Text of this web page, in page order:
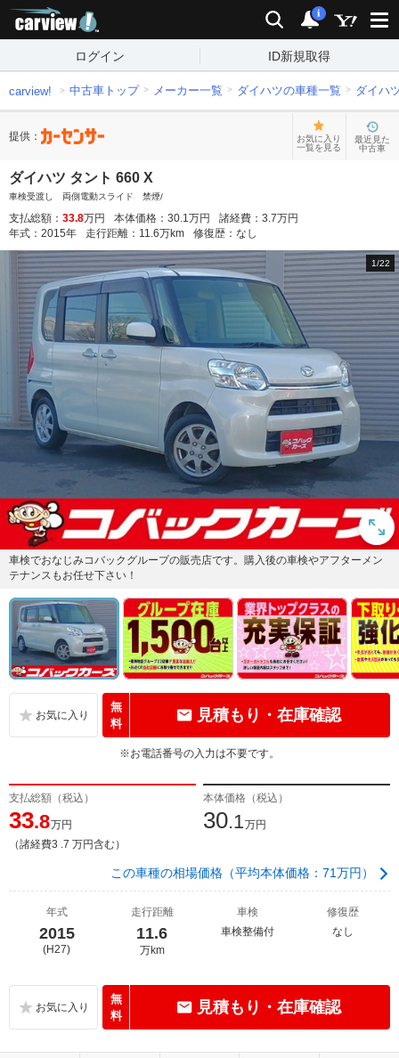
検索 通知
i
ログイン ID新規取得
carview! 中古車トップ メーカー一覧 ダイハツの車種一覧 ダイハ
提供：
お気に入り
一覧を見る
最近見た
中古車
ダイハツ タント 660 X
車検受渡し 両側電動スライド 禁煙/
支払総額： 33.8万円 本体価格： 30.1万円 諸経費： 3.7万円
年式： 2015年 走行距離： 11.6万km 修復歴： なし
1/22
車検でおなじみコバックグループの販売店です。購入後の車検やアフターメン
テナンスもお任せ下さい！
無
料
見積もり・在庫確認
※お電話番号の入力は不要です。
支払総額（税込）
33.8万円
（諸経費3 .7 万円含む）
本体価格（税込）
30.1万円
この車種の相場価格（平均本体価格：71万円）
年式
2015
(H27)
走行距離
11.6
万km
車検
車検整備付
修復歴
なし
無
料
見積もり・在庫確認